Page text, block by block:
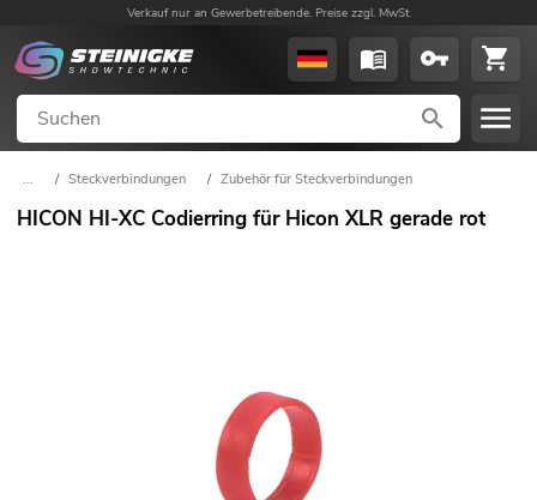
Verkauf nur an Gewerbetreibende. Preise zzgl. MwSt.
... / Steckverbindungen / Zubehör für Steckverbindungen
HICON HI-XC Codierring für Hicon XLR gerade rot